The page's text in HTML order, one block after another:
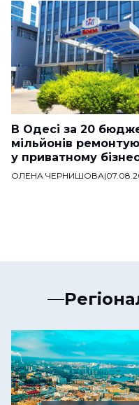
В Одесі за 20
мільйонів
у приватному
ОЛЕНА ЧЕРНИШОВА|